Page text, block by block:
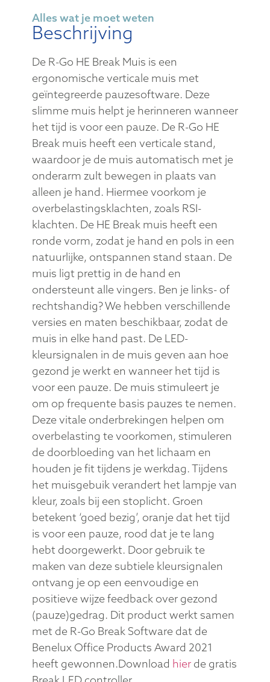
Alles wat je moet weten
Beschrijving
De R-Go HE Break Muis is een
ergonomische verticale muis met
geïntegreerde pauzesoftware. Deze
slimme muis helpt je herinneren wanneer
het tijd is voor een pauze. De R-Go HE
Break muis heeft een verticale stand,
waardoor je de muis automatisch met je
onderarm zult bewegen in plaats van
alleen je hand. Hiermee voorkom je
overbelastingsklachten, zoals RSI-
klachten. De HE Break muis heeft een
ronde vorm, zodat je hand en pols in een
natuurlijke, ontspannen stand staan. De
muis ligt prettig in de hand en
ondersteunt alle vingers. Ben je links- of
rechtshandig? We hebben verschillende
versies en maten beschikbaar, zodat de
muis in elke hand past. De LED-
kleursignalen in de muis geven aan hoe
gezond je werkt en wanneer het tijd is
voor een pauze. De muis stimuleert je
om op frequente basis pauzes te nemen.
Deze vitale onderbrekingen helpen om
overbelasting te voorkomen, stimuleren
de doorbloeding van het lichaam en
houden je fit tijdens je werkdag. Tijdens
het muisgebuik verandert het lampje van
kleur, zoals bij een stoplicht. Groen
betekent ‘goed bezig’, oranje dat het tijd
is voor een pauze, rood dat je te lang
hebt doorgewerkt. Door gebruik te
maken van deze subtiele kleursignalen
ontvang je op een eenvoudige en
positieve wijze feedback over gezond
(pauze)gedrag. Dit product werkt samen
met de R-Go Break Software dat de
Benelux Office Products Award 2021
heeft gewonnen.Download hierde gratis